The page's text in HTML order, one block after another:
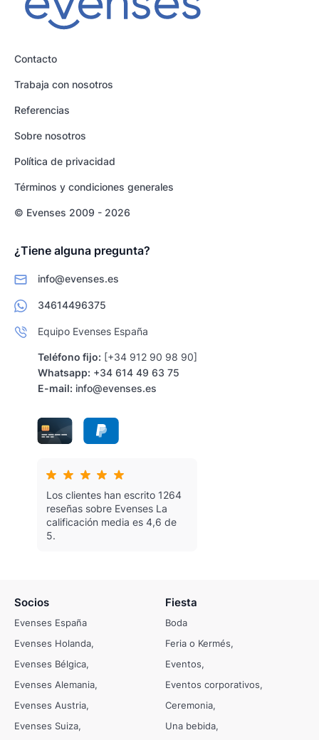
Contacto
Trabaja con nosotros
Referencias
Sobre nosotros
Política de privacidad
Términos y condiciones generales
© Evenses 2009 - 2026
¿Tiene alguna pregunta?
info@evenses.es
34614496375
Equipo Evenses España
Teléfono fijo: [+34 912 90 98 90]
Whatsapp: +34 614 49 63 75
E-mail: info@evenses.es
Los clientes han escrito 1264
reseñas sobre Evenses La
calificación media es 4,6 de
5.
Socios
Evenses España
Evenses Holanda
Evenses Bélgica
Evenses Alemania
Evenses Austria
Evenses Suiza
Fiesta
Boda
Feria o Kermés
Eventos
Eventos corporativos
Ceremonia
Una bebida